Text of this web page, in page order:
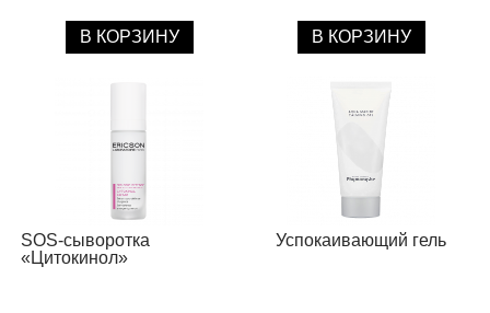
В КОРЗИНУ В КОРЗИНУ
SOS-сыворотка
«Цитокинол»
Успокаивающий гель